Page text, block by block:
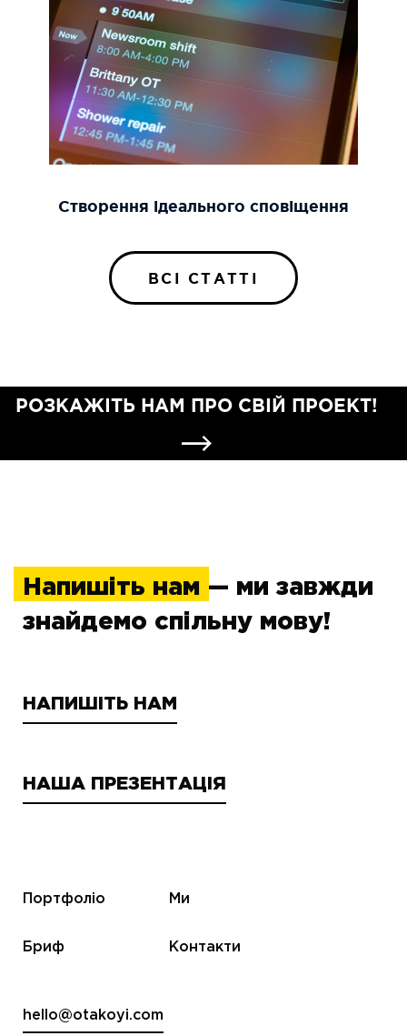
Створення ідеального сповіщення
ВСІ СТАТТІ
РОЗКАЖІТЬ НАМ ПРО СВІЙ ПРОЕКТ!
Напишіть нам — ми завжди
знайдемо спільну мову!
НАПИШІТЬ НАМ
НАША ПРЕЗЕНТАЦІЯ
Портфоліо
Бриф
Ми
Контакти
hello@otakoyi.com